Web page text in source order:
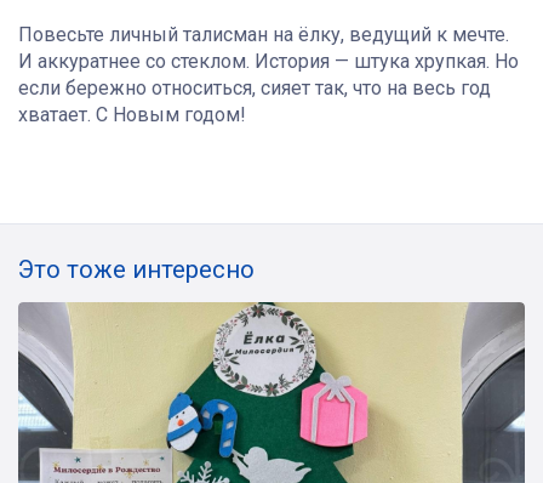
Повесьте личный талисман на ёлку, ведущий к мечте.
И аккуратнее со стеклом. История — штука хрупкая. Но
если бережно относиться, сияет так, что на весь год
хватает. С Новым годом!
Это тоже интересно